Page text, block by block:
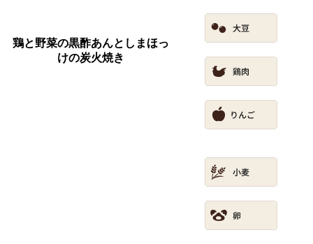
鶏と野菜の黒酢あんとしまほっ
けの炭火焼き